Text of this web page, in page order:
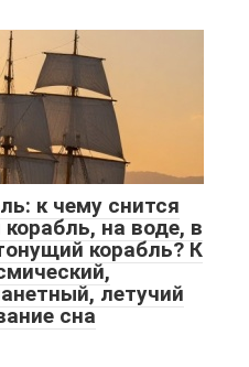
к чему снится
на воде, в
корабль? К
летучий
сна